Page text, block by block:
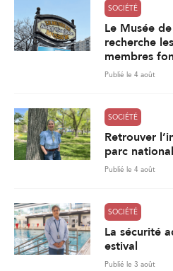
SOCIÉTÉ
Le Musée
recherche
membres
Publié le 4 août
SOCIÉTÉ
Retrouver
parc
Publié le 4 août
SOCIÉTÉ
La sécurité
estival
Publié le 3 août